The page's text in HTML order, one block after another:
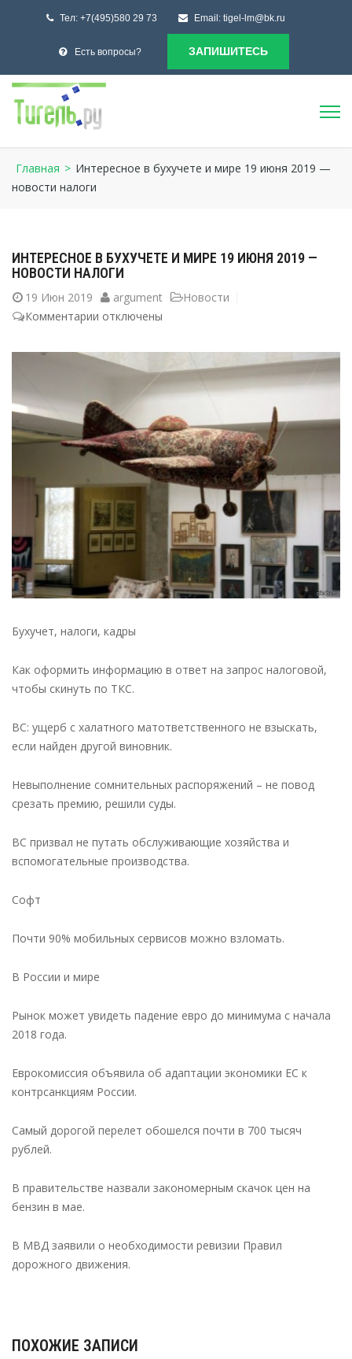
Тел: +7(495)580 29 73 Email: tigel-lm@bk.ru
Есть вопросы? ЗАПИШИТЕСЬ
Главная > Интересное в бухучете и мире 19 июня 2019 —
новости налоги
ИНТЕРЕСНОЕ В БУХУЧЕТЕ И МИРЕ 19 ИЮНЯ 2019 —
НОВОСТИ НАЛОГИ
19 Июн 2019 argument
Новости
Комментарии к
Интересное
бухучете
и
мире
19
июня
2019
—
новости
налоги
отключены
Бухучет, налоги, кадры
Как оформить информацию в ответ на запрос налоговой,
чтобы скинуть по ТКС.
ВС: ущерб с халатного матответственного не взыскать,
если найден другой виновник.
Невыполнение сомнительных распоряжений – не повод
срезать премию, решили суды.
ВС призвал не путать обслуживающие хозяйства и
вспомогательные производства.
Софт
Почти 90% мобильных сервисов можно взломать.
В России и мире
Рынок может увидеть падение евро до минимума с начала
2018 года.
Еврокомиссия объявила об адаптации экономики ЕС к
контрсанкциям России.
Самый дорогой перелет обошелся почти в 700 тысяч
рублей.
В правительстве назвали закономерным скачок цен на
бензин в мае.
В МВД заявили о необходимости ревизии Правил
дорожного движения.
ПОХОЖИЕ ЗАПИСИ